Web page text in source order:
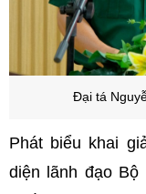
Đại tá
Phát biểu khai
diện lãnh đạo Bộ